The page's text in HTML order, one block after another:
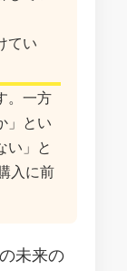
てい
。一方
」とい
い」と
入に前
未来の